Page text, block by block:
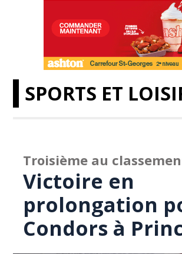
SPORTS ET
Troisième au
Victoire en
prolongation
Condors à